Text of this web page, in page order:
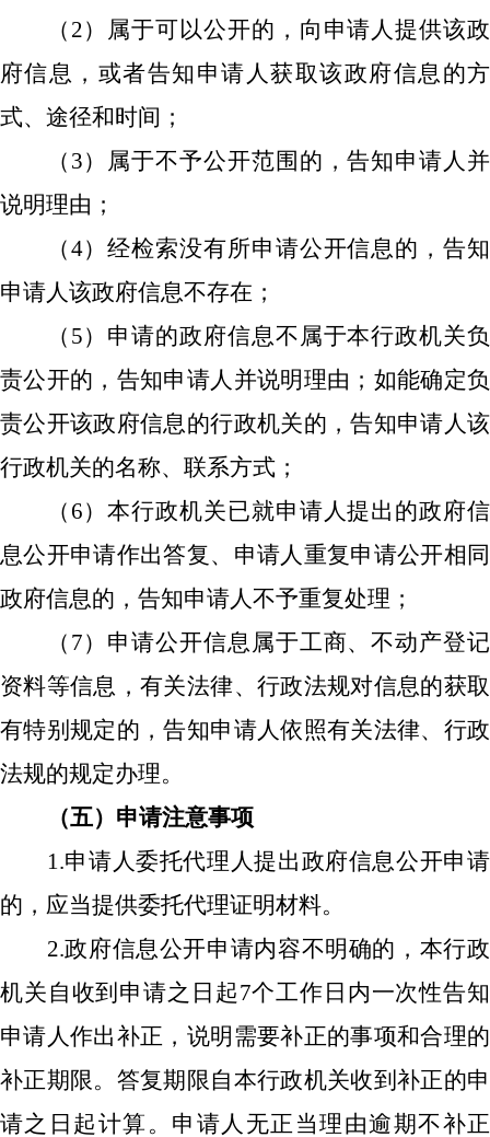
（ 2）属于可以公开的，向申请人提供该政
府信息，或者告知申请人获取该政府信息的方
式、途径和时间；
（ 3）属于不予公开范围的，告知申请人并
说明理由；
（4）经检索没有所申请公开信息的，告知
申请人该政府信息不存在；
（ 5）申请的政府信息不属于本行政机关负
责公开的，告知申请人并说明理由；如能确定负
责公开该政府信息的行政机关的，告知申请人该
行政机关的名称、联系方式；
（ 6）本行政机关已就申请人提出的政府信
息公开申请作出答复、申请人重复申请公开相同
政府信息的，告知申请人不予重复处理；
（ 7）申请公开信息属于工商、不动产登记
资料等信息，有关法律、行政法规对信息的获取
有特别规定的，告知申请人依照有关法律、行政
法规的规定办理。
（五）申请注意事项
1.申请人委托代理人提出政府信息公开申请
的，应当提供委托代理证明材料。
2.政府信息公开申请内容不明确的，本行政
机关自收到申请之日起7个工作日内一次性告知
申请人作出补正，说明需要补正的事项和合理的
补正期限。答复期限自本行政机关收到补正的申
请之日起计算。申请人无正当理由逾期不补正